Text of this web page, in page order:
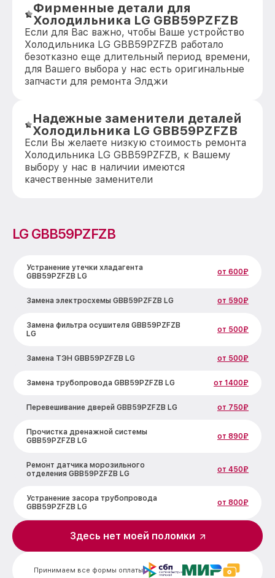
Фирменные детали для
Холодильника LG GBB59PZFZB
Если для Вас важно, чтобы Ваше устройство
Холодильника LG GBB59PZFZB работало
безотказно еще длительный период времени,
для Вашего выбора у нас есть оригинальные
запчасти для ремонта Элджи
Надежные заменители деталей
Холодильника LG GBB59PZFZB
Если Вы желаете низкую стоимость ремонта
Холодильника LG GBB59PZFZB, к Вашему
выбору у нас в наличии имеются
качественные заменители
LG GBB59PZFZB
Устранение утечки хладагента
GBB59PZFZB LG
от 600₽
Замена электросхемы GBB59PZFZB LG от 590₽
Замена фильтра осушителя GBB59PZFZB
LG
от 500₽
Замена ТЭН GBB59PZFZB LG от 500₽
Замена трубопровода GBB59PZFZB LG от 1400₽
Перевешивание дверей GBB59PZFZB LG от 750₽
Прочистка дренажной системы
GBB59PZFZB LG
от 890₽
Ремонт датчика морозильного
отделения GBB59PZFZB LG
от 450₽
Устранение засора трубопровода
GBB59PZFZB LG
от 800₽
Ремонт испарителя GBB59PZFZB LG
Принимаем все формы оплаты
Здесь нет моей поломки